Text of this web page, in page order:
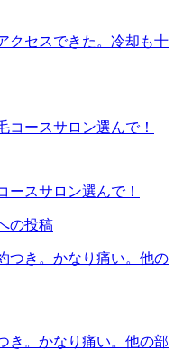
クセスできた。冷却も十
ースサロン選んで！
の投稿
き。かなり痛い。他の部